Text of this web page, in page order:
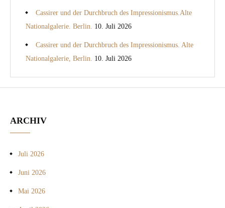
Cassirer und der Durchbruch des Impressionismus.Alte
Nationalgalerie. Berlin. 10. Juli 2026
Cassirer und der Durchbruch des Impressionismus. Alte
Nationalgalerie, Berlin. 10. Juli 2026
ARCHIV
Juli 2026
Juni 2026
Mai 2026